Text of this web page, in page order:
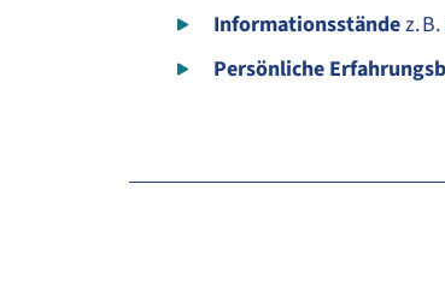
Informationsständez.
Persönliche